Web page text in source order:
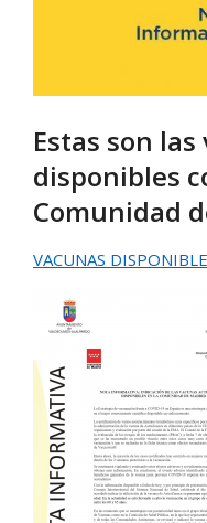
Estas son
disponibles
Comunidad
VACUNAS